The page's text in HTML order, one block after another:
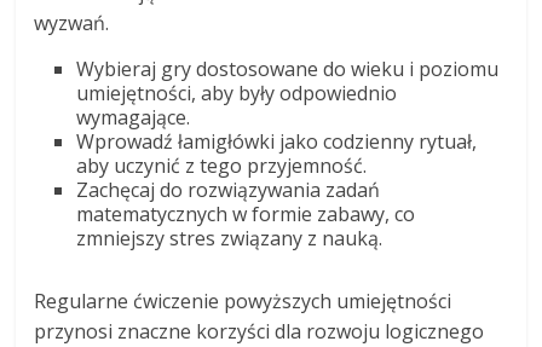
wyzwań.
Wybieraj gry dostosowane do wieku i poziomu
umiejętności, aby były odpowiednio
wymagające.
Wprowadź łamigłówki jako codzienny rytuał,
aby uczynić z tego przyjemność.
Zachęcaj do rozwiązywania zadań
matematycznych w formie zabawy, co
zmniejszy stres związany z nauką.
Regularne ćwiczenie powyższych umiejętności
przynosi znaczne korzyści dla rozwoju logicznego